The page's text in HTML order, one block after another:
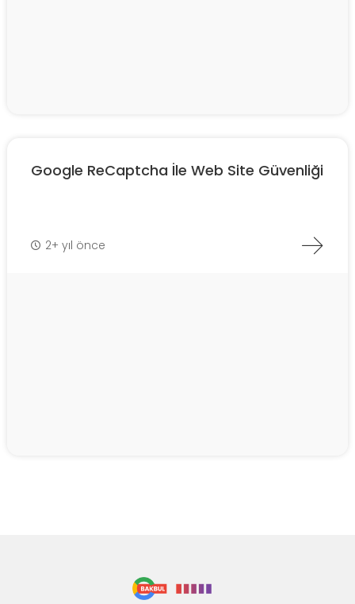
Google ReCaptcha İle Web Site Güvenliği
2+ yıl önce